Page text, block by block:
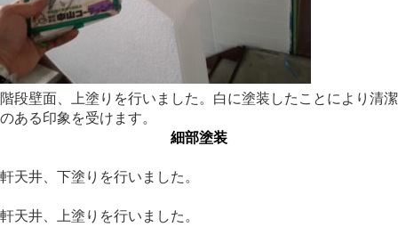
階段壁面、上塗りを行いました。白に塗装したことにより清潔
のある印象を受けます。
細部塗装
軒天井、下塗りを行いました。
軒天井、上塗りを行いました。